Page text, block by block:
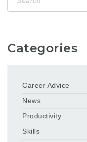
Categories
Career Advice
News
Productivity
Skills